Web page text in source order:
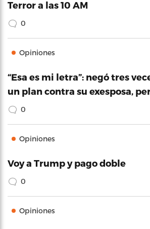
Terror a las 10 AM
0
Opiniones
“Esa es mi letra”: negó tres
un plan contra su exesposa,
0
Opiniones
Voy a Trump y pago doble
0
Opiniones